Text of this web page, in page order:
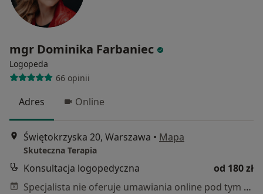
mgr Dominika Farbaniec
Logopeda
66 opinii
Adres Online
Świętokrzyska 20, Warszawa • Mapa
Skuteczna Terapia
Konsultacja logopedyczna
od 180 zł
Specjalista nie oferuje umawiania online pod tym adresem.